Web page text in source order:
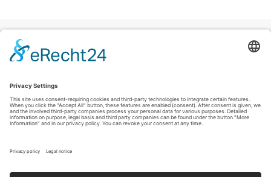
Colofon|Privacyverklaring|Verklaring inzake toegankelijkheid
Contact